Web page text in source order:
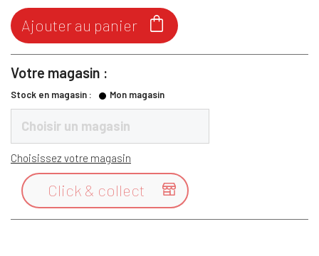

Ajouter au panier
Votre magasin :
Stock en magasin : Mon magasin
Choisir un magasin
Choisissez votre magasin

Click & collect